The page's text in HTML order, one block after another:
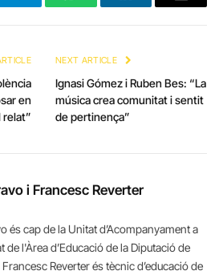
TelegramWhatsAppLinkedInEmail
en
relat”
NEXT ARTICLE
Ignasi Gómez i Ruben Bes: “La
música crea comunitat i sentit
de pertinença”
i Francesc Reverter
és cap de la Unitat d’Acompanyament a
de l'Àrea d’Educació de la Diputació de
Reverter és tècnic d’educació de